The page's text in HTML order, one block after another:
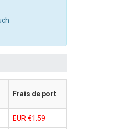
Frais de port
EUR €1.59